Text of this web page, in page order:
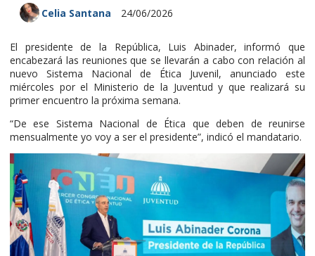
24/06/2026
Celia Santana
El presidente de la República, Luis Abinader, informó que
encabezará las reuniones que se llevarán a cabo con relación al
nuevo Sistema Nacional de Ética Juvenil, anunciado este
miércoles por el Ministerio de la Juventud y que realizará su
primer encuentro la próxima semana.
“De ese Sistema Nacional de Ética que deben de reunirse
mensualmente yo voy a ser el presidente”, indicó el mandatario.